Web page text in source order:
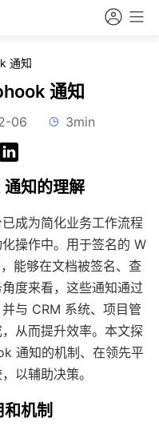
通知
通知
06 3min
知的理解
成为简化业务工作流程
操作中。用于签名的 W
能够在文档被签名、查
度来看，这些通知通过
与 CRM 系统、项目管
从而提升效率。本文探
通知的机制、在领先平
以辅助决策。
机制